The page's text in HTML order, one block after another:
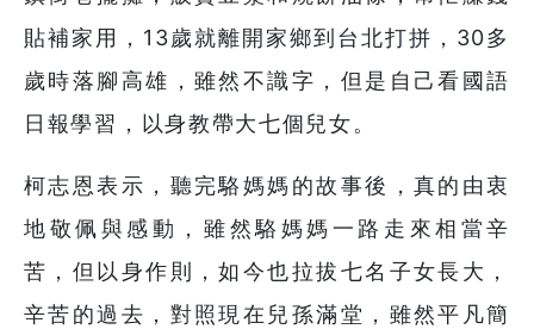
貼補家用，13歲就離開家鄉到台北打拼，30多
歲時落腳高雄，雖然不識字，但是自己看國語
日報學習，以身教帶大七個兒女。
柯志恩表示，聽完駱媽媽的故事後，真的由衷
地敬佩與感動，雖然駱媽媽一路走來相當辛
苦，但以身作則，如今也拉拔七名子女長大，
辛苦的過去，對照現在兒孫滿堂，雖然平凡簡